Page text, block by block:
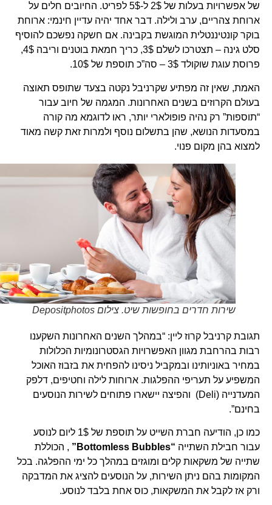
של אפשרויות בעלות של 2$ ל-5$ לפריט. החיובים חלים על
ארוחת צהריים, ערב ולילה. דבר אחד יהיה עדיין חינמי: ארוחת
בוקר קונטיננטלית המוגשת בקבינה. אם חשקה נפשכם להוסיף
סלט גינה – תצטרכו לשלם 3$, כריך חמאת בוטנים וריבה 4$,
פרוסת עוגת שוקולד 3$ – סה”כ תוספת של 10$.
האמת, שאין זה מפתיע שקרניבל נקטה בצעד שתופס תאוצה
בעולם הקרוזים בשנים האחרונות. המגמה של חיוב עבור
“תוספות” רק נהיה פופולארי יותר, ראו לדוגמא מה קורה
במסעדות הנושא, שהן בתשלום נוסף ולמרות זאת קשה מאוד
למצוא בהן מקום פנוי.
שירות חדרים בחופשות שיט. צילום Depositphotos
תגובת קרניבל קרוז ליין: “במהלך השנים האחרונות השקענו
רבות בהרחבת מגוון האפשרויות הגסטרונומיות הכלולות
במחיר באוניותינו ובמקביל ניסינו להפחית את בזבוז האוכל
המשפיע על תעריפי ההפלגות. ארוחות לילה וחטיפים, דלפק
המעדנייה (Deli) והפיצה יישארו פתוחים לשירות הנוסעים
בחינם”.
כמו כן, הודיעה חברת השייט על תוספת של 1$ ליום לנוסע
עבור חבילת השתייה“Bottomless Bubbles”
, הכוללת
שתייה של משקאות קלים ומוגזים במהלך כל ימי ההפלגה. בכל
המקומות בהם ניתן השירות, על הנוסעים להציג את המדבקה
ורק אז לקבל את המשקאות, כוס אחת בלבד לנוסע.